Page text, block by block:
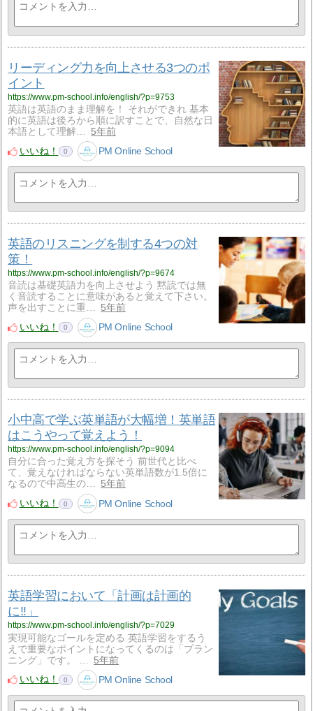
リーディング力を向上させる3つのポ
イント
https://www.pm-school.info/english/?p=9753
英語は英語のまま理解を！ それができれ 基本
的に英語は後ろから順に訳すことで、自然な日
本語として理解…
5年前
いいね！
0 PM Online School
英語のリスニングを制する4つの対
策！
https://www.pm-school.info/english/?p=9674
音読は基礎英語力を向上させよう 黙読では無
く音読することに意味があると覚えて下さい。
声を出すことに重…
5年前
いいね！
0 PM Online School
小中高で学ぶ英単語が大幅増！英単語
はこうやって覚えよう！
https://www.pm-school.info/english/?p=9094
自分に合った覚え方を探そう 前世代と比べ
て、覚えなければならない英単語数が1.5倍に
なるので中高生の…
5年前
いいね！
0 PM Online School
英語学習において「計画は計画的
に!!」
https://www.pm-school.info/english/?p=7029
実現可能なゴールを定める 英語学習をするう
えで重要なポイントになってくるのは「プラン
ニング」です。 …
5年前
いいね！
0 PM Online School